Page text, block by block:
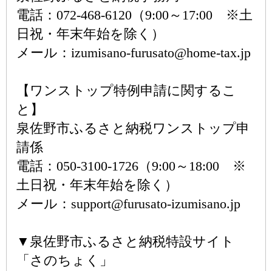
電話：072-468-6120（9:00～17:00 ※土
日祝・年末年始を除く）
メール：izumisano-furusato@home-tax.jp
【ワンストップ特例申請に関するこ
と】
泉佐野市ふるさと納税ワンストップ申
請係
電話：050-3100-1726（9:00～18:00 ※
土日祝・年末年始を除く）
メール：support@furusato-izumisano.jp
▼泉佐野市ふるさと納税特設サイト
「さのちょく」